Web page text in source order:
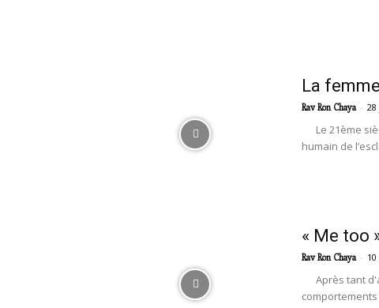
La
Rav Ron Chaya - 28
Le 21ème
humain de
« Me too
Rav Ron Chaya -
Après tant
comportements